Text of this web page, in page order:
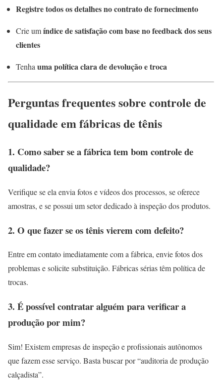
Registre todos os detalhes no contrato de fornecimento
Crie umíndice de satisfação com base no feedback dos seus
clientes
Tenha uma política clara de devolução e troca
Perguntas frequentes sobre controle de
qualidade em fábricas de tênis
1. Como saber se a fábrica tem bom controle de
qualidade?
Verifique se ela envia fotos e vídeos dos processos, se oferece
amostras, e se possui um setor dedicado à inspeção dos produtos.
2. O que fazer se os tênis vierem com defeito?
Entre em contato imediatamente com a fábrica, envie fotos dos
problemas e solicite substituição. Fábricas sérias têm política de
trocas.
3. É possível contratar alguém para verificar a
produção por mim?
Sim! Existem empresas de inspeção e profissionais autônomos
que fazem esse serviço. Basta buscar por “auditoria de produção
calçadista”.